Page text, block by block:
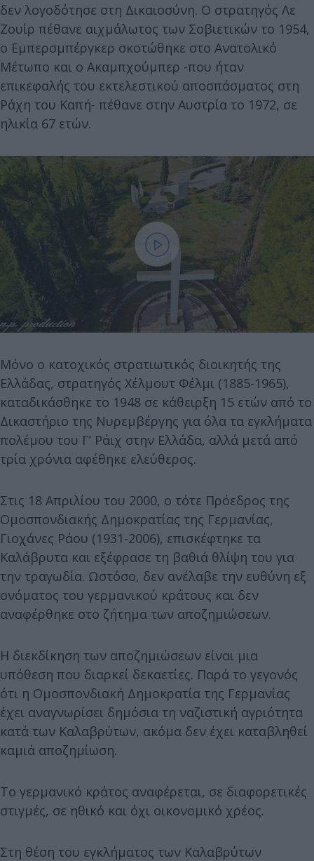
δεν λογοδότησε στη Δικαιοσύνη. Ο στρατηγός Λε
Ζουίρ πέθανε αιχμάλωτος των Σοβιετικών το 1954,
ο Εμπερσμπέργκερ σκοτώθηκε στο Ανατολικό
Μέτωπο και ο Ακαμπχούμπερ -που ήταν
επικεφαλής του εκτελεστικού αποσπάσματος στη
Ράχη του Καπή- πέθανε στην Αυστρία το 1972, σε
ηλικία 67 ετών.
Μόνο ο κατοχικός στρατιωτικός διοικητής της
Ελλάδας, στρατηγός Χέλμουτ Φέλμι (1885-1965),
καταδικάσθηκε το 1948 σε κάθειρξη 15 ετών από το
Δικαστήριο της Νυρεμβέργης για όλα τα εγκλήματα
πολέμου του Γ’ Ράιχ στην Ελλάδα, αλλά μετά από
τρία χρόνια αφέθηκε ελεύθερος.
Στις 18 Απριλίου του 2000, ο τότε Πρόεδρος της
Ομοσπονδιακής Δημοκρατίας της Γερμανίας,
Γιοχάνες Ράου (1931-2006), επισκέφτηκε τα
Καλάβρυτα και εξέφρασε τη βαθιά θλίψη του για
την τραγωδία. Ωστόσο, δεν ανέλαβε την ευθύνη εξ
ονόματος του γερμανικού κράτους και δεν
αναφέρθηκε στο ζήτημα των αποζημιώσεων.
Η διεκδίκηση των αποζημιώσεων είναι μια
υπόθεση που διαρκεί δεκαετίες. Παρά το γεγονός
ότι η Ομοσπονδιακή Δημοκρατία της Γερμανίας
έχει αναγνωρίσει δημόσια τη ναζιστική αγριότητα
κατά των Καλαβρύτων, ακόμα δεν έχει καταβληθεί
καμιά αποζημίωση.
Το γερμανικό κράτος αναφέρεται, σε διαφορετικές
στιγμές, σε ηθικό και όχι οικονομικό χρέος.
Στη θέση του εγκλήματος των Καλαβρύτων